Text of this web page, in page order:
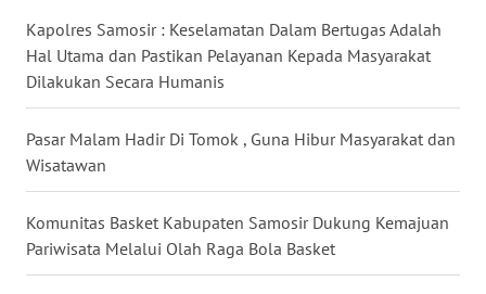
Kapolres Samosir : Keselamatan Dalam Bertugas Adalah
Hal Utama dan Pastikan Pelayanan Kepada Masyarakat
Dilakukan Secara Humanis
Pasar Malam Hadir Di Tomok , Guna Hibur Masyarakat dan
Wisatawan
Komunitas Basket Kabupaten Samosir Dukung Kemajuan
Pariwisata Melalui Olah Raga Bola Basket
WN
JOGJA
WN
JATIM
WN
BALI